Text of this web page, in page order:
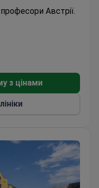
Австрії.
з цінами